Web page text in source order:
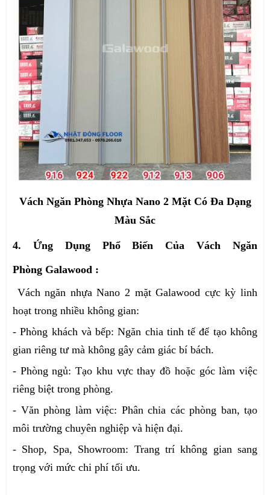
Vách Ngăn Phòng Nhựa Nano 2 Mặt Có Đa Dạng
Màu Sắc
4. Ứng Dụng Phổ Biến Của Vách Ngăn
Phòng Galawood :
Vách ngăn nhựa Nano 2 mặt Galawood cực kỳ linh
hoạt trong nhiều không gian:
- Phòng khách và bếp: Ngăn chia tinh tế để tạo không
gian riêng tư mà không gây cảm giác bí bách.
- Phòng ngủ: Tạo khu vực thay đồ hoặc góc làm việc
riêng biệt trong phòng.
- Văn phòng làm việc: Phân chia các phòng ban, tạo
môi trường chuyên nghiệp và hiện đại.
- Shop, Spa, Showroom: Trang trí không gian sang
trọng với mức chi phí tối ưu.